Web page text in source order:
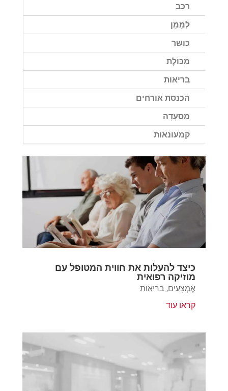
רכב
לְמַמֵן
כושר
מַכּוֹלֶת
בריאות
הכנסת אורחים
מִסעָדָה
קמעונאות
כיצד להעלות את חווית המטופל עם
מוזיקה רפואית
אֶמְצָעִים, בריאות
קראו עוד